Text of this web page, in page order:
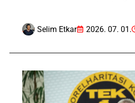
Selim Etkar 2026. 07. 01.